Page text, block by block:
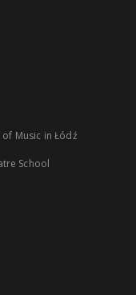
Music in Łódź
School